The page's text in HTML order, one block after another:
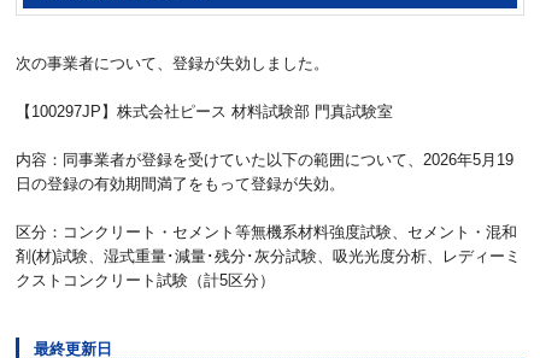
次の事業者について、登録が失効しました。
【100297JP】株式会社ピース 材料試験部 門真試験室
内容：同事業者が登録を受けていた以下の範囲について、2026年5月19
日の登録の有効期間満了をもって登録が失効。
区分：コンクリート・セメント等無機系材料強度試験、セメント・混和
剤(材)試験、湿式重量･減量･残分･灰分試験、吸光光度分析、レディーミ
クストコンクリート試験（計5区分）
最終更新日